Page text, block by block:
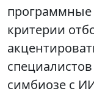
критерии
симбиозе с